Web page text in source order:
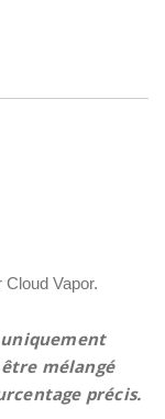
Vapor.
mélangé
précis.